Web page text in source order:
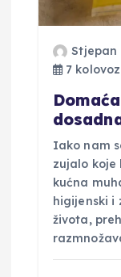
a
Stjepan
7
Iako nam
zujalo
kućna
higijenski i
života,